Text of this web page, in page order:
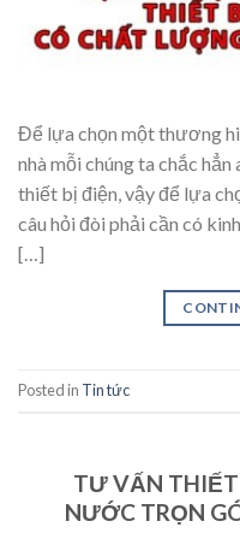
Để lựa chọn một thương
nhà mỗi chúng ta chắc
thiết bị điện, vậy để lựa
câu hỏi đòi phải cần có
[…]
Posted in Tin tức
TƯ VẤN
NƯỚC TRỌN